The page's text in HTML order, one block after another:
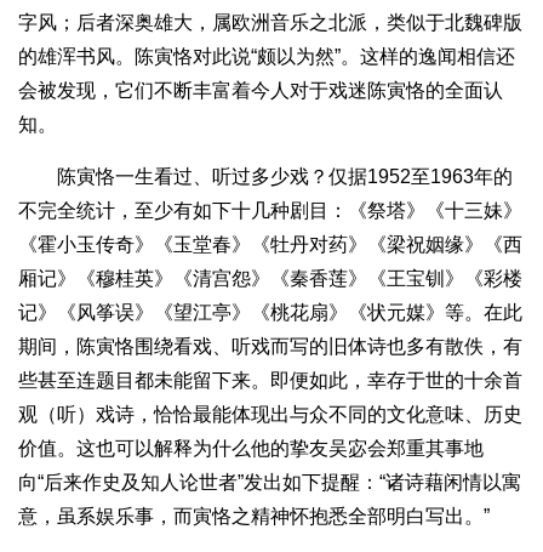
字风；后者深奥雄大，属欧洲音乐之北派，类似于北魏碑版
的雄浑书风。陈寅恪对此说“颇以为然”。这样的逸闻相信还
会被发现，它们不断丰富着今人对于戏迷陈寅恪的全面认
知。
陈寅恪一生看过、听过多少戏？仅据1952至1963年的
不完全统计，至少有如下十几种剧目：《祭塔》《十三妹》
《霍小玉传奇》《玉堂春》《牡丹对药》《梁祝姻缘》《西
厢记》《穆桂英》《清宫怨》《秦香莲》《王宝钏》《彩楼
记》《风筝误》《望江亭》《桃花扇》《状元媒》等。在此
期间，陈寅恪围绕看戏、听戏而写的旧体诗也多有散佚，有
些甚至连题目都未能留下来。即便如此，幸存于世的十余首
观（听）戏诗，恰恰最能体现出与众不同的文化意味、历史
价值。这也可以解释为什么他的挚友吴宓会郑重其事地
向“后来作史及知人论世者”发出如下提醒：“诸诗藉闲情以寓
意，虽系娱乐事，而寅恪之精神怀抱悉全部明白写出。”